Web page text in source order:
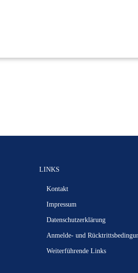
LINKS
Kontakt
Impressum
Datenschutzerklärung
Anmelde- und
Weiterführende Links